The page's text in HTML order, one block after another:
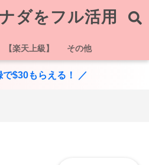
ダをフル活用
【楽天上級】 その他
$30もらえる！ ／